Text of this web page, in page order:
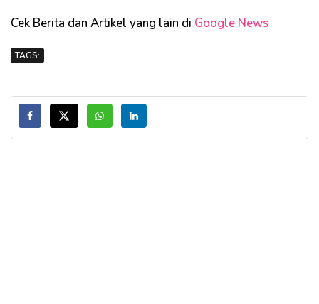
Cek Berita dan Artikel yang lain di Google News
TAGS: